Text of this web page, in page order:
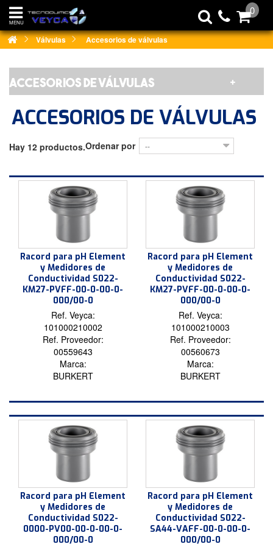
Válvulas Accesorios de válvulas
ACCESORIOS DE VÁLVULAS
ACCESORIOS DE VÁLVULAS
Hay 12 productos.Ordenar por --
Racord para pH Element
y Medidores de
Conductividad S022-
KM27-PVFF-00-0-00-0-
000/00-0
Ref. Veyca:
101000210002
Ref. Proveedor:
00559643
Marca:
BURKERT
Racord para pH Element
y Medidores de
Conductividad S022-
KM27-PVFF-00-0-00-0-
000/00-0
Ref. Veyca:
101000210003
Ref. Proveedor:
00560673
Marca:
BURKERT
Racord para pH Element
y Medidores de
Conductividad S022-
0000-PV00-00-0-00-0-
000/00-0
Racord para pH Element
y Medidores de
Conductividad S022-
SA44-VAFF-00-0-00-0-
000/00-0
MENU
0